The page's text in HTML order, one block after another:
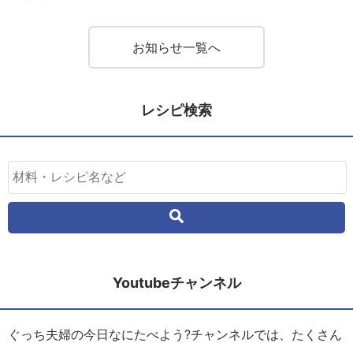
お知らせ一覧へ
レシピ検索
Youtubeチャンネル
ぐっち夫婦の今日なにたべよう?チャンネルでは、たくさん